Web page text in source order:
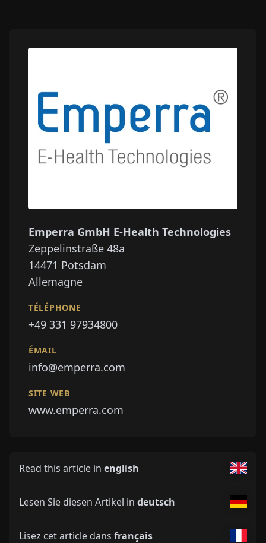
Emperra GmbH E-Health Technologies
Zeppelinstraße 48a
14471 Potsdam
Allemagne
TÉLÉPHONE
+49 331 97934800
ÉMAIL
info@emperra.com
SITE WEB
www.emperra.com
Read this article in english
Lesen Sie diesen Artikel in deutsch
Lisez cet article dans français